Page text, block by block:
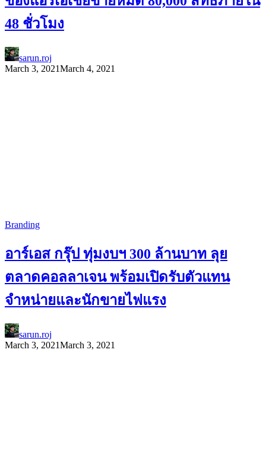
48 ชั่วโมง
sarun.roj
March 3, 2021March 4, 2021
Branding
อาร์เอส กรุ๊ป ทุ่มงบฯ 300 ล้านบาท ลุย
ตลาดคอลลาเจน พร้อมเปิดรับตัวแทน
จำหน่ายและนักขายไฟแรง
sarun.roj
March 3, 2021March 3, 2021